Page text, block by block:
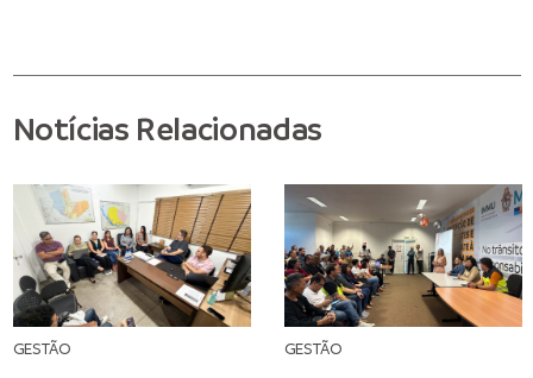
Notícias Relacionadas
GESTÃO GESTÃO